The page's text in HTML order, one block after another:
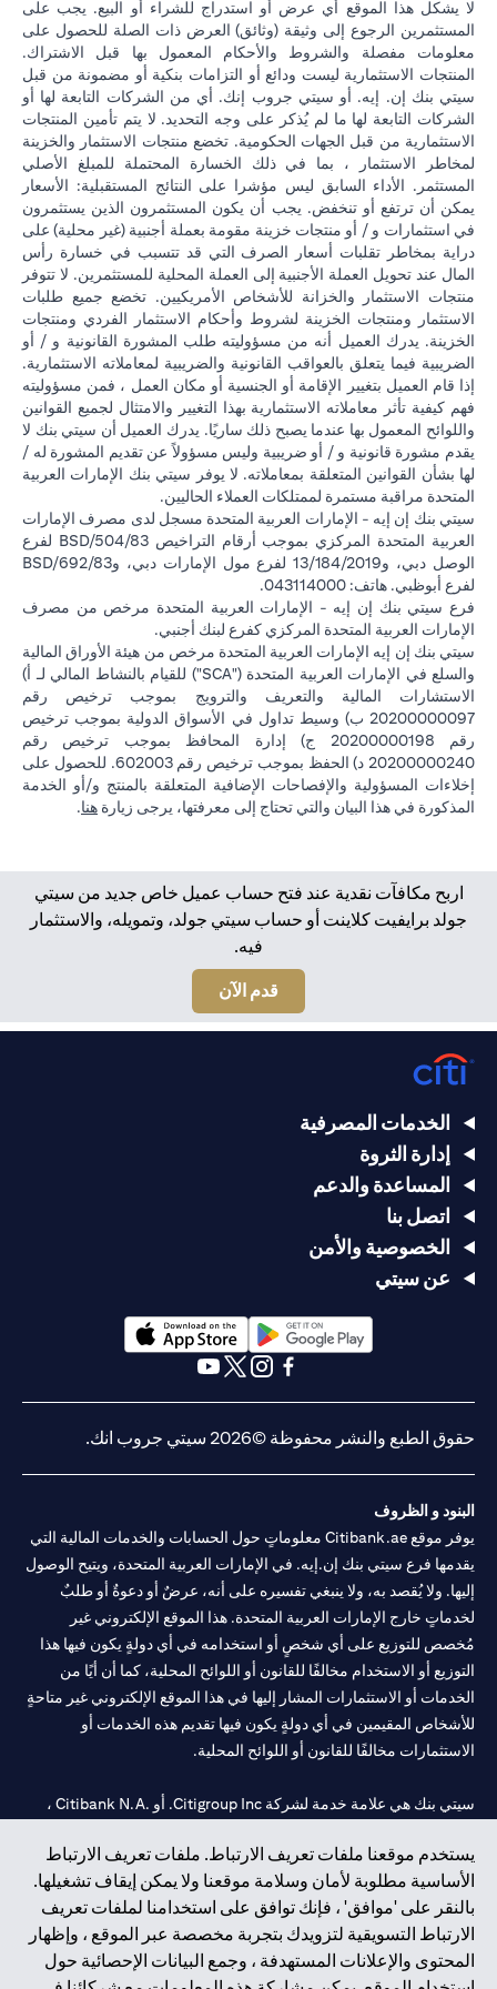
لا يشكل هذا الموقع أي عرض أو استدراج للشراء أو البيع. يجب على
المستثمرين الرجوع إلى وثيقة (وثائق) العرض ذات الصلة للحصول على
معلومات مفصلة والشروط والأحكام المعمول بها قبل الاشتراك.
المنتجات الاستثمارية ليست ودائع أو التزامات بنكية أو مضمونة من قبل
سيتي بنك إن. إيه. أو سيتي جروب إنك. أي من الشركات التابعة لها أو
الشركات التابعة لها ما لم يُذكر على وجه التحديد. لا يتم تأمين المنتجات
الاستثمارية من قبل الجهات الحكومية. تخضع منتجات الاستثمار والخزينة
لمخاطر الاستثمار ، بما في ذلك الخسارة المحتملة للمبلغ الأصلي
المستثمر. الأداء السابق ليس مؤشرا على النتائج المستقبلية: الأسعار
يمكن أن ترتفع أو تنخفض. يجب أن يكون المستثمرون الذين يستثمرون
في استثمارات و / أو منتجات خزينة مقومة بعملة أجنبية (غير محلية) على
دراية بمخاطر تقلبات أسعار الصرف التي قد تتسبب في خسارة رأس
المال عند تحويل العملة الأجنبية إلى العملة المحلية للمستثمرين. لا تتوفر
منتجات الاستثمار والخزانة للأشخاص الأمريكيين. تخضع جميع طلبات
الاستثمار ومنتجات الخزينة لشروط وأحكام الاستثمار الفردي ومنتجات
الخزينة. يدرك العميل أنه من مسؤوليته طلب المشورة القانونية و / أو
الضريبية فيما يتعلق بالعواقب القانونية والضريبية لمعاملاته الاستثمارية.
إذا قام العميل بتغيير الإقامة أو الجنسية أو مكان العمل ، فمن مسؤوليته
فهم كيفية تأثر معاملاته الاستثمارية بهذا التغيير والامتثال لجميع القوانين
واللوائح المعمول بها عندما يصبح ذلك ساريًا. يدرك العميل أن سيتي بنك لا
يقدم مشورة قانونية و / أو ضريبية وليس مسؤولاً عن تقديم المشورة له /
لها بشأن القوانين المتعلقة بمعاملاته. لا يوفر سيتي بنك الإمارات العربية
المتحدة مراقبة مستمرة لممتلكات العملاء الحاليين.
سيتي بنك إن إيه - الإمارات العربية المتحدة مسجل لدى مصرف الإمارات
العربية المتحدة المركزي بموجب أرقام التراخيص BSD/504/83 لفرع
الوصل دبي، و13/184/2019 لفرع مول الإمارات دبي، وBSD/692/83
لفرع أبوظبي. هاتف: 043114000.
فرع سيتي بنك إن إيه - الإمارات العربية المتحدة مرخص من مصرف
الإمارات العربية المتحدة المركزي كفرع لبنك أجنبي.
سيتي بنك إن إيه الإمارات العربية المتحدة مرخص من هيئة الأوراق المالية
والسلع في الإمارات العربية المتحدة ("SCA") للقيام بالنشاط المالي لـ أ)
الاستشارات المالية والتعريف والترويج بموجب ترخيص رقم
20200000097 ب) وسيط تداول في الأسواق الدولية بموجب ترخيص
رقم 20200000198 ج) إدارة المحافظ بموجب ترخيص رقم
20200000240 د) الحفظ بموجب ترخيص رقم 602003. للحصول على
إخلاءات المسؤولية والإفصاحات الإضافية المتعلقة بالمنتج و/أو الخدمة
المذكورة في هذا البيان والتي تحتاج إلى معرفتها، يرجى زيارة هنا.
اربح مكافآت نقدية عند فتح حساب عميل خاص جديد من سيتي
جولد برايفيت كلاينت أو حساب سيتي جولد، وتمويله، والاستثمار
فيه.
قدم الآن
يستخدم موقعنا ملفات تعريف الارتباط. ملفات تعريف الارتباط
الأساسية مطلوبة لأمان وسلامة موقعنا ولا يمكن إيقاف تشغيلها.
بالنقر على 'موافق' ، فإنك توافق على استخدامنا لملفات تعريف
الارتباط التسويقية لتزويدك بتجربة مخصصة عبر الموقع ، وإظهار
المحتوى والإعلانات المستهدفة ، وجمع البيانات الإحصائية حول
الخدمات المصرفية
إدارة الثروة
المساعدة والدعم
اتصل بنا
الخصوصية والأمن
عن سيتي
opens in a new tab
opens in a new tab
حقوق الطبع والنشر محفوظة ©2026 سيتي جروب انك.
البنود و الظروف
يوفر موقع Citibank.ae معلوماتٍ حول الحسابات والخدمات المالية التي
يقدمها فرع سيتي بنك إن.إيه. في الإمارات العربية المتحدة، ويتيح الوصول
إليها. ولا يُقصد به، ولا ينبغي تفسيره على أنه، عرضٌ أو دعوةٌ أو طلبٌ
لخدماتٍ خارج الإمارات العربية المتحدة. هذا الموقع الإلكتروني غير
مُخصص للتوزيع على أي شخصٍ أو استخدامه في أي دولةٍ يكون فيها هذا
التوزيع أو الاستخدام مخالفًا للقانون أو اللوائح المحلية، كما أن أيًا من
الخدمات أو الاستثمارات المشار إليها في هذا الموقع الإلكتروني غير متاحةٍ
للأشخاص المقيمين في أي دولةٍ يكون فيها تقديم هذه الخدمات أو
الاستثمارات مخالفًا للقانون أو اللوائح المحلية.
سيتي بنك هي علامة خدمة لشركة Citigroup Inc. أو .Citibank N.A ،
سيتي بنك إن. إيه. الإمارات مسجل لدى مصرف الإمارات المركزي تحت
أرقام التراخيص 202563 لفرع الوصل في دبي، 531989 لفرع مول
الإمارات في دبي، و CN-1002019 لفرع أبوظبي. هاتف: 4000 311 04.
فرع سيتي بنك إن إيه - الإمارات العربية المتحدة مرخص من مصرف